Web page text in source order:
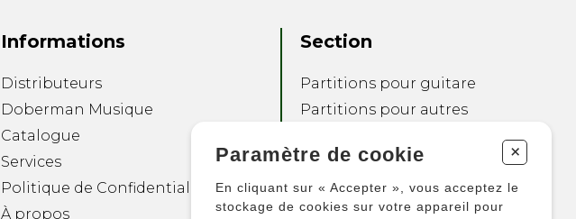
Informations
Distributeurs
Doberman Musique
Catalogue
Services
Politique de Confidentialité
À propos
Section
Partitions pour guitare
Partitions pour autres
Partitions pour
ensembles
Autres produits
Paramètre de cookie +
En cliquant sur « Accepter », vous acceptez le
stockage de cookies sur votre appareil pour